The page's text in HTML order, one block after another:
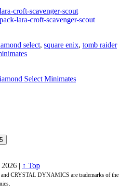
select, square enix, tomb raider
Select Minimates
2026 | ↑ Top
CRYSTAL DYNAMICS are trademarks of the